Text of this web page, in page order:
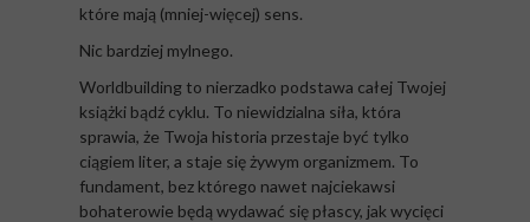
które mają (mniej-więcej) sens.
Nic bardziej mylnego.
Worldbuilding to nierzadko podstawa całej Twojej
książki bądź cyklu. To niewidzialna siła, która
sprawia, że Twoja historia przestaje być tylko
ciągiem liter, a staje się żywym organizmem. To
fundament, bez którego nawet najciekawsi
bohaterowie będą wydawać się płascy, jak wycięci